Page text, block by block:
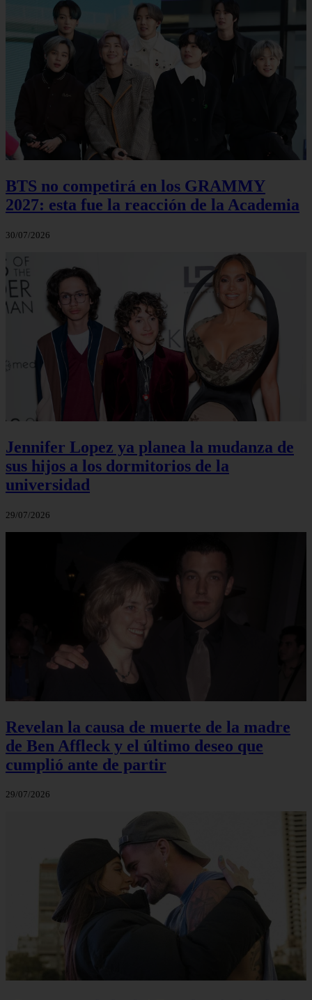
BTS no competirá en los GRAMMY
2027: esta fue la reacción de la Academia
30/07/2026
Jennifer Lopez ya planea la mudanza de
sus hijos a los dormitorios de la
universidad
29/07/2026
Revelan la causa de muerte de la madre
de Ben Affleck y el último deseo que
cumplió ante de partir
29/07/2026